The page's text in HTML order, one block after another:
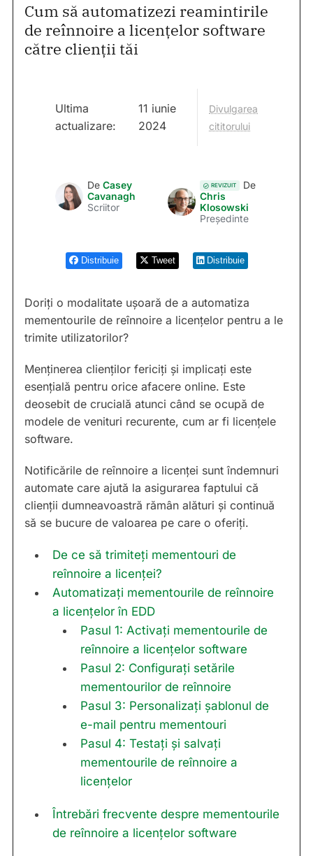
Cum să automatizezi reamintirile
de reînnoire a licențelor software
către clienții tăi
Ultima
actualizare:
11 iunie
2024
Divulgarea
cititorului
De Casey
Cavanagh
Scriitor
REVIZUIT
De
Chris
Klosowski
Președinte
Distribuie Tweet Distribuie
Doriți o modalitate ușoară de a automatiza
mementourile de reînnoire a licențelor pentru a le
trimite utilizatorilor?
Menținerea clienților fericiți și implicați este
esențială pentru orice afacere online. Este
deosebit de crucială atunci când se ocupă de
modele de venituri recurente, cum ar fi licențele
software.
Notificările de reînnoire a licenței sunt îndemnuri
automate care ajută la asigurarea faptului că
clienții dumneavoastră rămân alături și continuă
să se bucure de valoarea pe care o oferiți.
De ce să trimiteți mementouri de
reînnoire a licenței?
Automatizați mementourile de reînnoire
a licențelor în EDD
Pasul 1: Activați mementourile de
reînnoire a licențelor software
Pasul 2: Configurați setările
mementourilor de reînnoire
Pasul 3: Personalizați șablonul de
e-mail pentru mementouri
Pasul 4: Testați și salvați
mementourile de reînnoire a
licențelor
Întrebări frecvente despre mementourile
de reînnoire a licențelor software